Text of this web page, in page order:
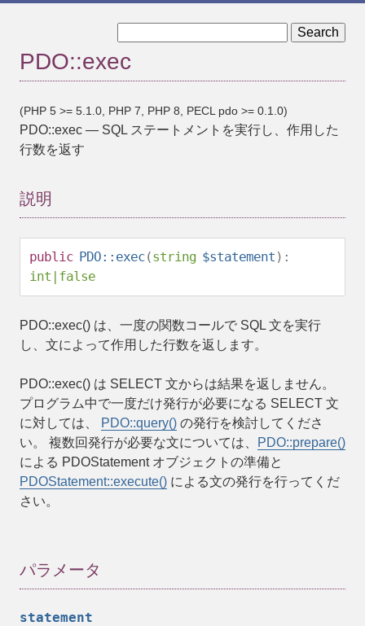
PDO::exec
(PHP 5 >= 5.1.0, PHP 7, PHP 8, PECL pdo >= 0.1.0)
PDO::exec — SQL ステートメントを実行し、作用した
行数を返す
説明
public PDO::exec(string $statement ):
int | false
PDO::exec() は、一度の関数コールで SQL 文を実行
し、文によって作用した行数を返します。
PDO::exec() は SELECT 文からは結果を返しません。
プログラム中で一度だけ発行が必要になる SELECT 文
に対しては、
PDO::query() の発行を検討してくださ
い。 複数回発行が必要な文については、
PDO::prepare()
による PDOStatement オブジェクトの準備と
PDOStatement::execute() による文の発行を行ってくだ
さい。
パラメータ
statement